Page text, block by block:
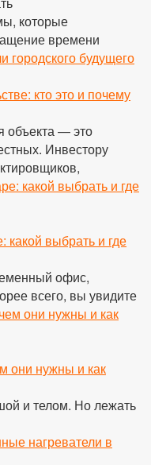
которые
времени
кто это и почему
объекта — это
Инвестору
какой выбрать и где
офис,
всего, вы увидите
они нужны и как
и телом. Но лежать